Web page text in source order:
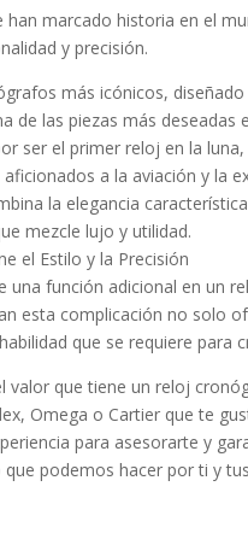
han marcado historia en el
y precisión.
más icónicos,
de las piezas más deseadas
ser el primer reloj en la
a la aviación y la
la elegancia
mezcle lujo y utilidad.
el Estilo y la Precisión
una función adicional en un
esta complicación no solo
que se requiere para
valor que tiene un reloj
Omega o Cartier que te
para asesorarte y
podemos hacer por ti y